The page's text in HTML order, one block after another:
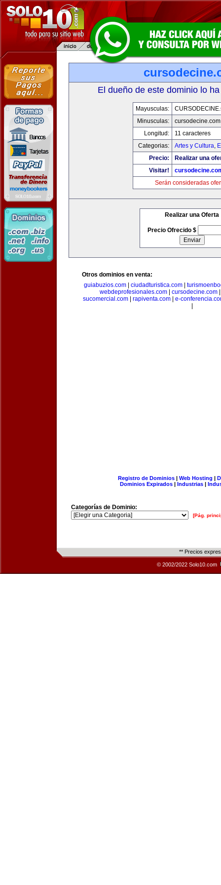
El dueño de este dominio lo
Mayusculas:
Minusculas:
cursodecine.com
Longitud:
11 caracteres
Categorias:
Artes y Cultura,
Precio:
Realizar una
Visitar!
Serán consideradas
Realizar una Oferta
Precio Ofrecido $
Otros dominios en venta:
guiabuzios.com| ciudadturistica.com|
webdeprofesionales.com| cursodecine.com
sucomercial.com
rapiventa.com
e-
Registro de Dominios| Web Hosting |
Dominios Expirados | Industrias |
Categorías de Dominio:
[Pág.
** Precios
© 2002/2022 Solo10.com